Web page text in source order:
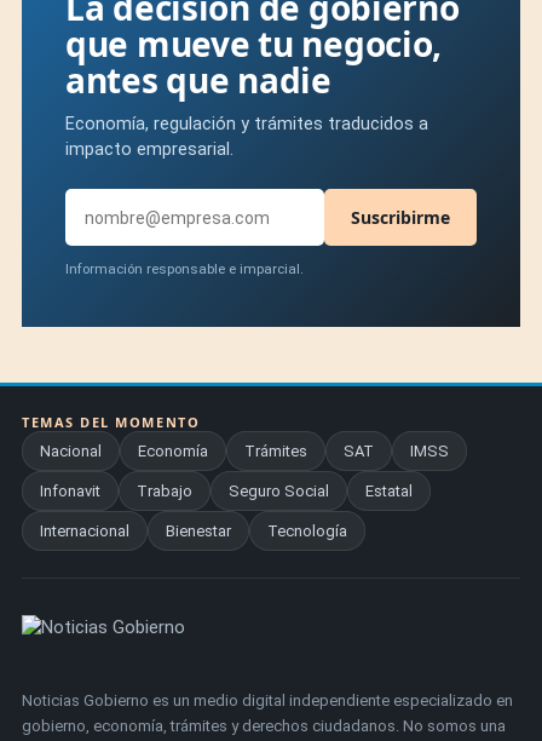
que mueve tu negocio,
antes que nadie
Economía, regulación y trámites traducidos a
impacto empresarial.
Suscribirme
Información responsable e imparcial.
TEMAS DEL MOMENTO
Nacional
Economía Trámites SAT IMSS
Infonavit Trabajo Seguro Social Estatal
Internacional Bienestar Tecnología
Noticias Gobierno es un medio digital independiente especializado en
gobierno, economía, trámites y derechos ciudadanos. No somos una